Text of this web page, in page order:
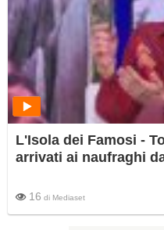
L'Isola dei Famosi -
arrivati ai naufraghi
16 di Mediaset